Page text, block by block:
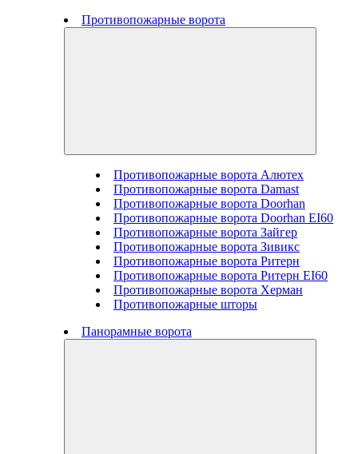
Противопожарные ворота
Противопожарные ворота Алютех
Противопожарные ворота Damast
Противопожарные ворота Doorhan
Противопожарные ворота Doorhan EI60
Противопожарные ворота Зайгер
Противопожарные ворота Зивикс
Противопожарные ворота Ритерн
Противопожарные ворота Ритерн EI60
Противопожарные ворота Херман
Противопожарные шторы
Панорамные ворота